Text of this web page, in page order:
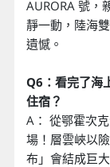
AURORA 號，
靜一動，陸海
遺憾。
Q6：看完了海
住宿？
A： 從鄂霍次
場！層雲峽以
布」會結成巨